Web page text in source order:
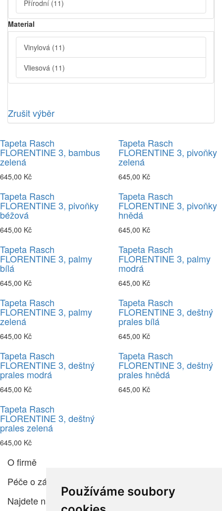
Používáme soubory
Přírodní (11)
Material
Vinylová (11)
Vliesová (11)
Zrušit výběr
Tapeta Rasch
FLORENTINE 3, bambus
zelená
645,00 Kč
Tapeta Rasch
FLORENTINE 3, pivoňky
zelená
645,00 Kč
Tapeta Rasch
FLORENTINE 3, pivoňky
béžová
645,00 Kč
Tapeta Rasch
FLORENTINE 3, pivoňky
hnědá
645,00 Kč
Tapeta Rasch
FLORENTINE 3, palmy
bílá
645,00 Kč
Tapeta Rasch
FLORENTINE 3, palmy
modrá
645,00 Kč
Tapeta Rasch
FLORENTINE 3, palmy
zelená
645,00 Kč
Tapeta Rasch
FLORENTINE 3, deštný
prales bílá
645,00 Kč
Tapeta Rasch
FLORENTINE 3, deštný
prales modrá
645,00 Kč
Tapeta Rasch
FLORENTINE 3, deštný
prales hnědá
645,00 Kč
Tapeta Rasch
FLORENTINE 3, deštný
prales zelená
645,00 Kč
O firmě
Péče o zákazníka
Najdete nás